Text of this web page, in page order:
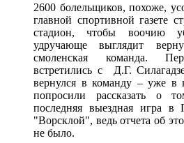
2600 болельщиков, похоже,
главной спортивной газете
стадион, чтобы воочию
удручающе выглядит
смоленская команда.
встретились с Д.Г.
вернулся в команду – уже в
попросили рассказать о
последняя выездная игра в
"Ворсклой", ведь отчета об
не было.